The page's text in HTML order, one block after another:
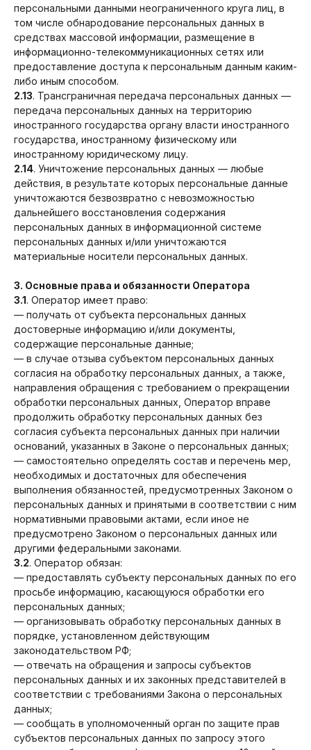
персональными данными неограниченного круга лиц, в
том числе обнародование персональных данных в
средствах массовой информации, размещение в
информационно-телекоммуникационных сетях или
предоставление доступа к персональным данным каким-
либо иным способом.
2.13. Трансграничная передача персональных данных —
передача персональных данных на территорию
иностранного государства органу власти иностранного
государства, иностранному физическому или
иностранному юридическому лицу.
2.14. Уничтожение персональных данных — любые
действия, в результате которых персональные данные
уничтожаются безвозвратно с невозможностью
дальнейшего восстановления содержания
персональных данных в информационной системе
персональных данных и/или уничтожаются
материальные носители персональных данных.
3. Основные права и обязанности Оператора
3.1. Оператор имеет право:
— получать от субъекта персональных данных
достоверные информацию и/или документы,
содержащие персональные данные;
— в случае отзыва субъектом персональных данных
согласия на обработку персональных данных, а также,
направления обращения с требованием о прекращении
обработки персональных данных, Оператор вправе
продолжить обработку персональных данных без
согласия субъекта персональных данных при наличии
оснований, указанных в Законе о персональных данных;
— самостоятельно определять состав и перечень мер,
необходимых и достаточных для обеспечения
выполнения обязанностей, предусмотренных Законом о
персональных данных и принятыми в соответствии с ним
нормативными правовыми актами, если иное не
предусмотрено Законом о персональных данных или
другими федеральными законами.
3.2. Оператор обязан:
— предоставлять субъекту персональных данных по его
просьбе информацию, касающуюся обработки его
персональных данных;
— организовывать обработку персональных данных в
порядке, установленном действующим
законодательством РФ;
— отвечать на обращения и запросы субъектов
персональных данных и их законных представителей в
соответствии с требованиями Закона о персональных
данных;
— сообщать в уполномоченный орган по защите прав
субъектов персональных данных по запросу этого